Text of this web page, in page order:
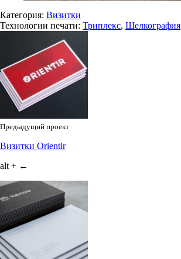
Категория: Визитки
Технологии печати: Триплекс, Шелкография
Предыдущий проект
Визитки Orientir
alt + ←